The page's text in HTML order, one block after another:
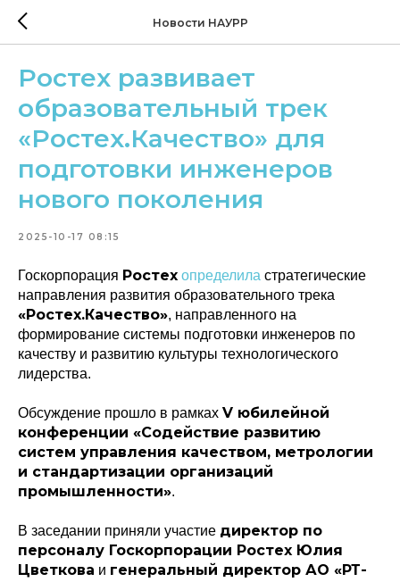
Новости НАУРР
Ростех развивает
образовательный трек
«Ростех.Качество» для
подготовки инженеров
нового поколения
2025-10-17 08:15
Госкорпорация Ростех определила стратегические
направления развития образовательного трека
«Ростех.Качество», направленного на
формирование системы подготовки инженеров по
качеству и развитию культуры технологического
лидерства.
Обсуждение прошло в рамках V юбилейной
конференции «Содействие развитию
систем управления качеством, метрологии
и стандартизации организаций
промышленности».
В заседании приняли участие директор по
персоналу Госкорпорации Ростех Юлия
Цветкова и генеральный директор АО «РТ-